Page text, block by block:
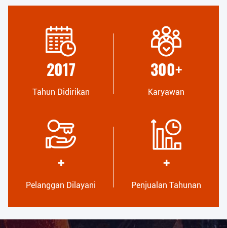
Kualitas Tinggi
Segel kepercayaan,
pemeriksaan kredit, RoSH
dan penilaian kemampuan
pemasok. Perusahaan
kualitas yang ketat dan
profesional.
Pengembangan
Tim desain profesional
internal dan bengkel mesin
canggih.Kami dapat bekerja
sama untuk mengembangkan
2017
Tahun Didirikan
300+
Karyawan
+
Pelanggan Dilayani
+
Penjualan Tahunan